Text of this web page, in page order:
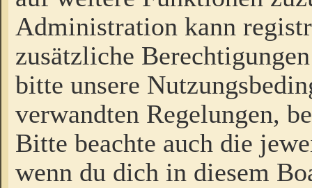
Administration kann
zusätzliche
bitte unsere
verwandten Regelungen,
Bitte beachte auch die
wenn du dich in diesem